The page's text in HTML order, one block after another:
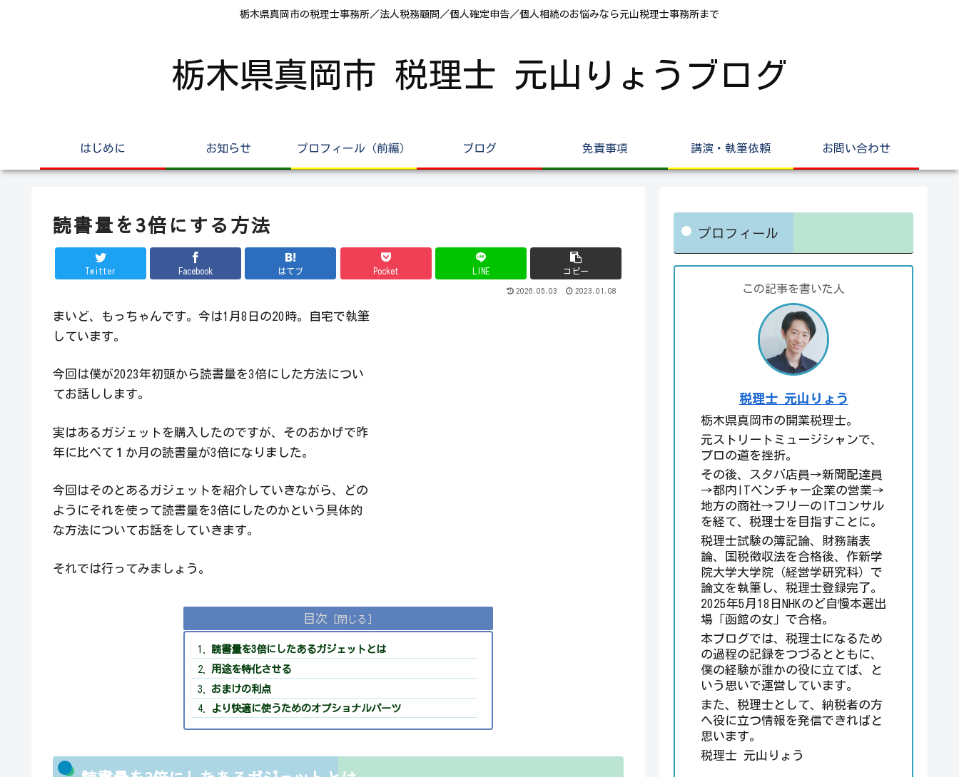
栃木県真岡市の税理士事務所／法人税務顧問／個人確定申告／個人相続のお悩みなら元山税理士事務所まで
栃木県真岡市 税理士 元山りょうブログ
はじめに お知らせ プロフィール（前編） ブログ 免責事項 講演・執筆依頼 お問い合わせ
読書量を3倍にする方法
Twitter Facebook はてブ Pocket LINE コピー
2026.05.03 2023.01.08
まいど、もっちゃんです。今は1月8日の20時。自宅で執筆
しています。
今回は僕が2023年初頭から読書量を3倍にした方法につい
てお話しします。
実はあるガジェットを購入したのですが、そのおかげで昨
年に比べて１か月の読書量が3倍になりました。
今回はそのとあるガジェットを紹介していきながら、どの
ようにそれを使って読書量を3倍にしたのかという具体的
な方法についてお話をしていきます。
それでは行ってみましょう。
目次
読書量を3倍にしたあるガジェットとは
用途を特化させる
おまけの利点
より快適に使うためのオプショナルパーツ
プロフィール
この記事を書いた人
税理士 元山りょう
栃木県真岡市の開業税理士。
元ストリートミュージシャンで、
プロの道を挫折。
その後、スタバ店員→新聞配達員
→都内ITベンチャー企業の営業→
地方の商社→フリーのITコンサル
を経て、税理士を目指すことに。
税理士試験の簿記論、財務諸表
論、国税徴収法を合格後、作新学
院大学大学院（経営学研究科）で
論文を執筆し、税理士登録完了。
2025年5月18日NHKのど自慢本選出
場「函館の女」で合格。
本ブログでは、税理士になるため
の過程の記録をつづるとともに、
僕の経験が誰かの役に立てば、と
いう思いで運営しています。
また、税理士として、納税者の方
へ役に立つ情報を発信できればと
思います。
税理士 元山りょう